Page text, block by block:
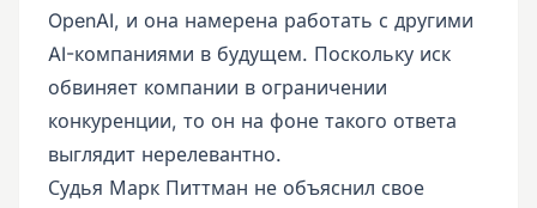
OpenAI, и она намерена работать с другими
AI-компаниями в будущем. Поскольку иск
обвиняет компании в ограничении
конкуренции, то он на фоне такого ответа
выглядит нерелевантно.
Судья Марк Питтман не объяснил свое